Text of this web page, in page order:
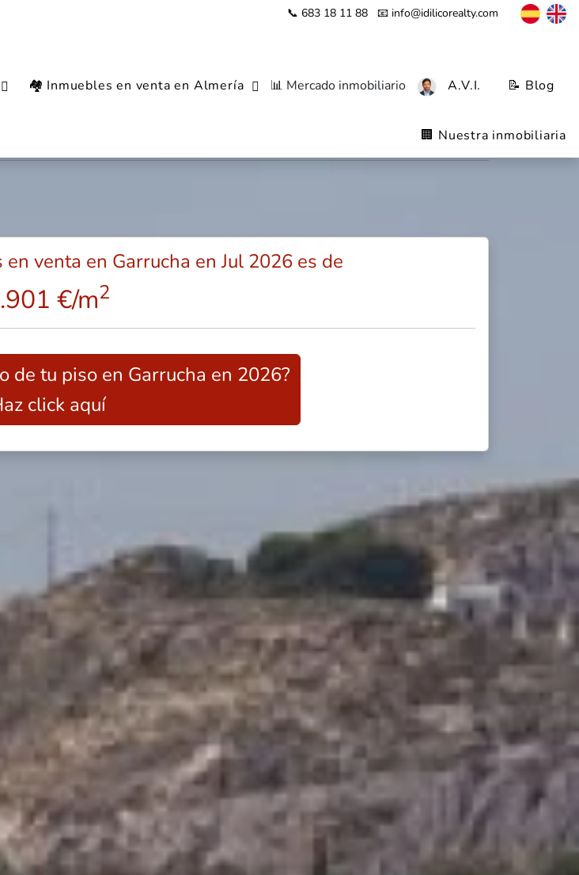
📞 683 18 11 88 📧 info@idilicorealty.com
🏘️ Inmuebles en venta en Almería 📊 Mercado inmobiliario A.V.I. 📝 Blog
🏢 Nuestra inmobiliaria
venta en Garrucha en Jul 2026 es de
€/m2
de tu piso en Garrucha en 2026?
click aquí